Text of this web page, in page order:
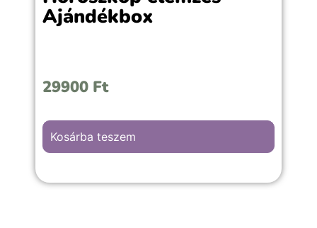
Ajándékbox
29900 Ft
Kosárba teszem